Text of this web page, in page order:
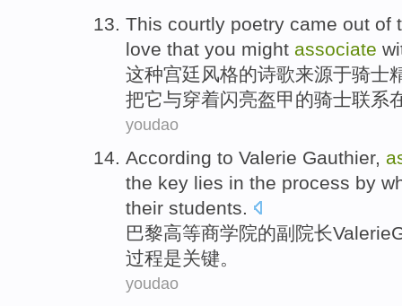
This courtly poetry came out of
love that you might associate
这种宫廷 风格的诗歌来源于骑士
把它与穿着闪亮盔甲的骑士联系
youdao
According to Valerie Gauthier,
the key lies in the process by
their students.
巴黎高等商学院的副 院长Valerie
过程是关键。
youdao